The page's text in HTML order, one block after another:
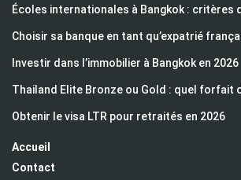
Écoles internationales à Bangkok : critères
Choisir sa banque en tant qu’expatrié
Investir dans l’immobilier à Bangkok en 2026
Thailand Elite Bronze ou Gold : quel forfait
Obtenir le visa LTR pour retraités en 2026
Accueil
Contact